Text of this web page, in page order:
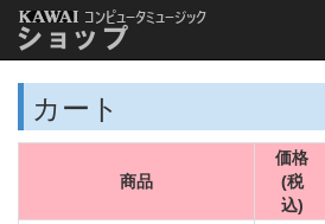
カート
商品
価格
(税
込)